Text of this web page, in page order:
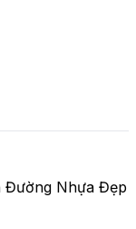
Đường Nhựa Đẹp